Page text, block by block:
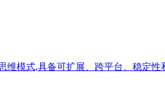
模式,具备可扩展、跨平台、稳定性